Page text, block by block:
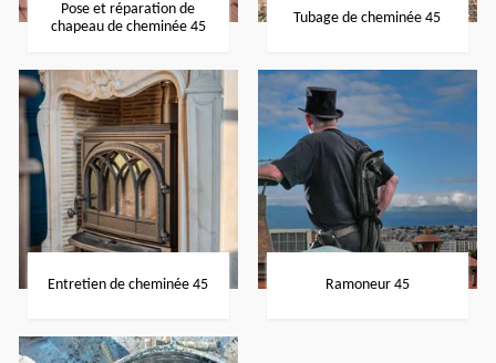
Pose et réparation de
chapeau de cheminée 45
Tubage de cheminée 45
Entretien de cheminée 45 Ramoneur 45